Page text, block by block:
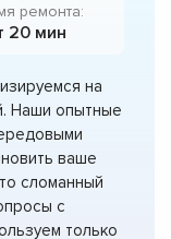
ремонта:
20 мин
на
Наши опытные
ваше
сломанный
с
только